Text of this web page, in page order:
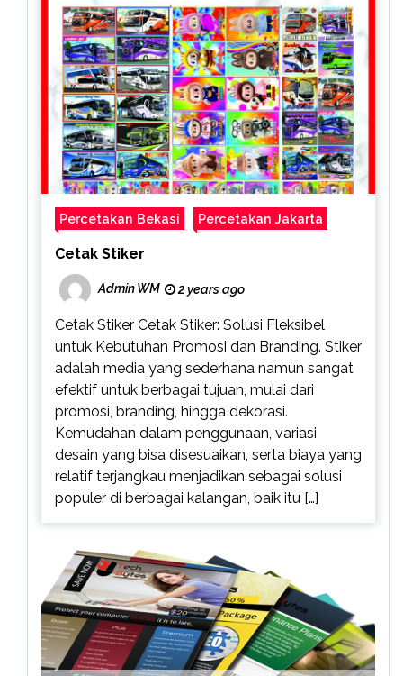
Percetakan Bekasi Percetakan Jakarta
Cetak Stiker
Admin WM 2 years ago
Cetak Stiker Cetak Stiker: Solusi Fleksibel
untuk Kebutuhan Promosi dan Branding. Stiker
adalah media yang sederhana namun sangat
efektif untuk berbagai tujuan, mulai dari
promosi, branding, hingga dekorasi.
Kemudahan dalam penggunaan, variasi
desain yang bisa disesuaikan, serta biaya yang
relatif terjangkau menjadikan sebagai solusi
populer di berbagai kalangan, baik itu […]